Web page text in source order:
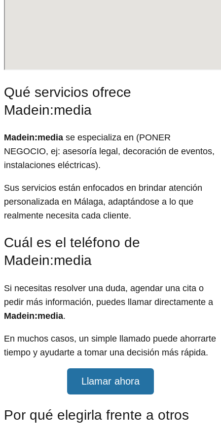
Qué servicios ofrece
Madein:media
Madein:media se especializa en (PONER
NEGOCIO, ej: asesoría legal, decoración de eventos,
instalaciones eléctricas).
Sus servicios están enfocados en brindar atención
personalizada en Málaga, adaptándose a lo que
realmente necesita cada cliente.
Cuál es el teléfono de
Madein:media
Si necesitas resolver una duda, agendar una cita o
pedir más información, puedes llamar directamente a
Madein:media.
En muchos casos, un simple llamado puede ahorrarte
tiempo y ayudarte a tomar una decisión más rápida.
Llamar ahora
Por qué elegirla frente a otros